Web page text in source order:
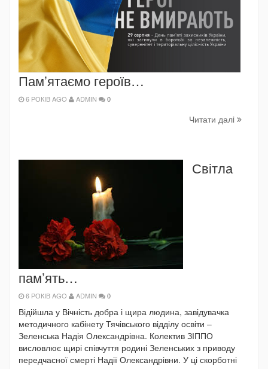
Пам’ятаємо героїв…
6 РОКІВ AGO ADMIN 0
Читати далi
Світла
пам’ять…
6 РОКІВ AGO ADMIN 0
Відійшла у Вічність добра і щира людина, завідувачка
методичного кабінету Тячівського відділу освіти –
Зеленська Надія Олександрівна. Колектив ЗІППО
висловлює щирі співчуття родині Зеленських з приводу
передчасної смерті Надії Олександрівни. У ці скорботні